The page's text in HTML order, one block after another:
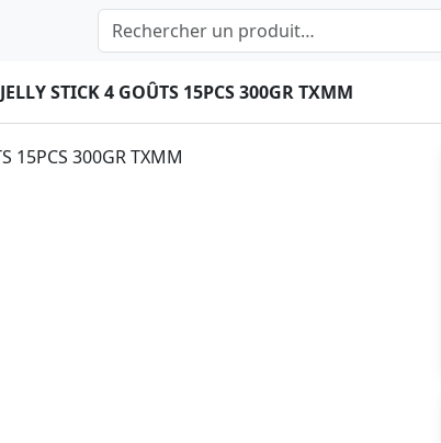
JELLY STICK 4 GOÛTS 15PCS 300GR TXMM